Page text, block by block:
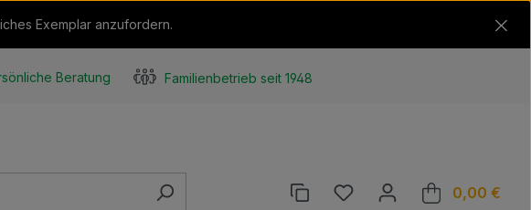
Exemplar anzufordern.
Beratung Familienbetrieb seit 1948
Du hast 0 Produkte auf
0,00 €